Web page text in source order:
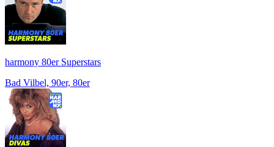
harmony 80er Superstars
Bad Vilbel, 90er, 80er